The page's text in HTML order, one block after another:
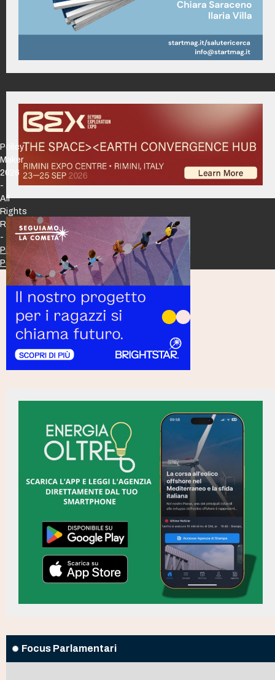
Focus Parlamentari
Policy
Maker
2026
-
All
Rights
Reserved
-
Privacy
Policy